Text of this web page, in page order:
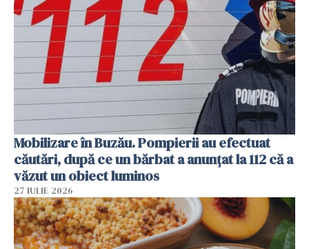
Mobilizare în Buzău. Pompierii au efectuat
căutări, după ce un bărbat a anunțat la 112 că a
văzut un obiect luminos
27 IULIE 2026